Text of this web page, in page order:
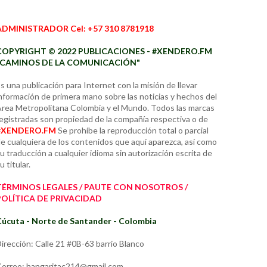
Cel: +57 310 8781918
© 2022 PUBLICACIONES - #XENDERO.FM
DE LA COMUNICACIÓN"
una publicación para Internet con la misión de llevar
de primera mano sobre las noticias y hechos del
Metropolitana Colombia y el Mundo. Todos las marcas
son propiedad de la compañía respectiva o de
Se prohíbe la reproducción total o parcial
cualquiera de los contenidos que aquí aparezca, así como
traducción a cualquier idioma sin autorización escrita de
titular.
LEGALES / PAUTE CON NOSOTROS /
DE PRIVACIDAD
- Norte de Santander - Colombia
Calle 21 #0B-63 barrio Blanco